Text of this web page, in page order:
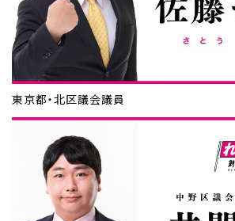
東京都・北区議会議員